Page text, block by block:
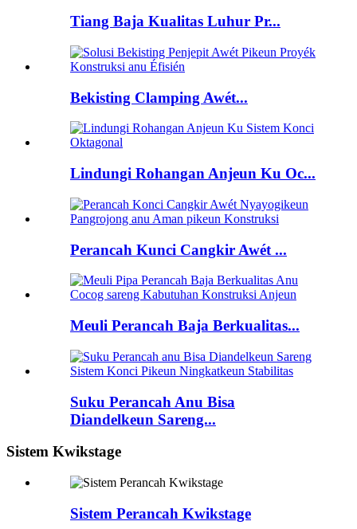
Tiang Baja Kualitas Luhur Pr...
Bekisting Clamping Awét...
Lindungi Rohangan Anjeun Ku Oc...
Perancah Kunci Cangkir Awét ...
Meuli Perancah Baja Berkualitas...
Suku Perancah Anu Bisa
Diandelkeun Sareng...
Sistem Kwikstage
Sistem Perancah Kwikstage